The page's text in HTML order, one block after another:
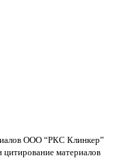
ООО “РКС Клинкер”
цитирование материалов